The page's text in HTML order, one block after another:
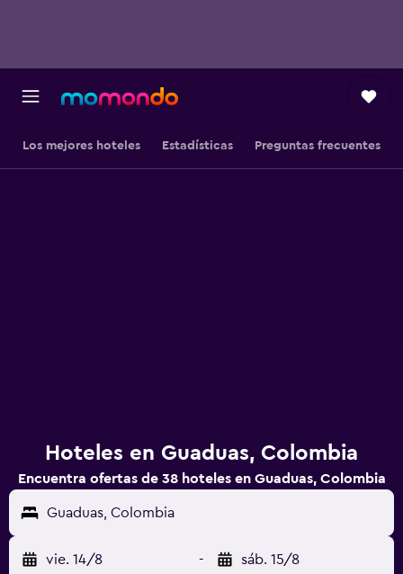
Los mejores hoteles Estadísticas Preguntas frecuentes
Hoteles en Guaduas, Colombia
Encuentra ofertas de 38 hoteles en Guaduas, Colombia
Guaduas, Colombia
vie. 14/8 - sáb. 15/8